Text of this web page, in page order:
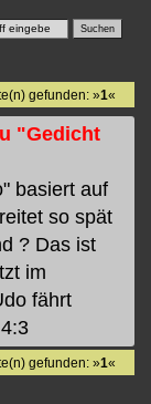
gefunden: »1«
"Gedicht
basiert auf
so spät
? Das ist
im
fährt
gefunden: »1«